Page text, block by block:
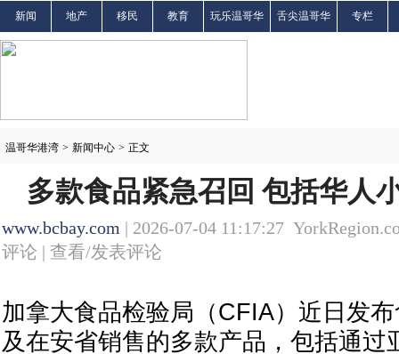
新闻 地产 移民 教育 玩乐温哥华 舌尖温哥华 专栏
温哥华港湾 > 新闻中心 > 正文
多款食品紧急召回 包括华人
www.bcbay.com | 2026-07-04 11:17:27
评论 | 查看/发表评论
加拿大食品检验局（CFIA）近日发
及在安省销售的多款产品，包括通过